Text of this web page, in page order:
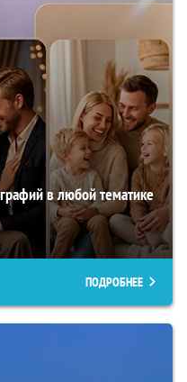
в любой тематике
ПОДРОБНЕЕ